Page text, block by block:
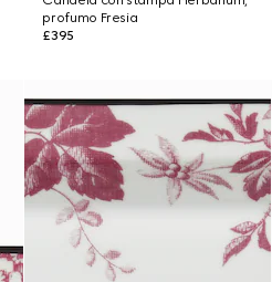
profumo Fresia
£395